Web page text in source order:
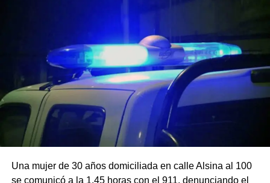
Una mujer de 30 años domiciliada en calle Alsina al 100
se comunicó a la 1.45 horas con el 911, denunciando el